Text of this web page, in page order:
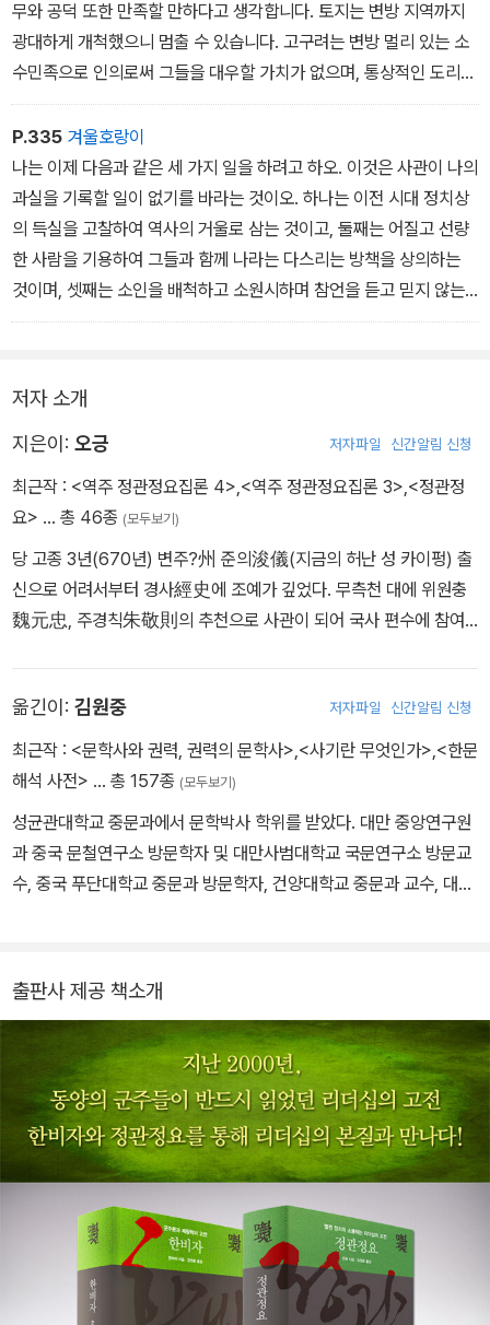
무와 공덕 또한 만족할 만하다고 생각합니다. 토지는 변방 지역까지
광대하게 개척했으니 멈출 수 있습니다. 고구려는 변방 멀리 있는 소
수민족으로 인의로써 그들을 대우할 가치가 없으며, 통상적인 도리로
써 질책할 수 없습니다.(p449)... 공업이 혁혁할 때 마음이 교만해지
고, 시국이 안정되었을 때는 방종하게 게을러집니다. 폐하께서 마음
을 억누르고 언제나 신중하시기를 바랍니다. 작은 허물을 줄여 큰 덕
을 늘리고, 오늘의 정확한 것으로 과거의 잘못을 대신한다면, 폐하의
광대한 명성은 일월과 함께 영원할 것입니다. _ p449/513
P.335 겨울호랑이
나는 이제 다음과 같은 세 가지 일을 하려고 하오. 이것은 사관이 나의
과실을 기록할 일이 없기를 바라는 것이오. 하나는 이전 시대 정치상
의 득실을 고찰하여 역사의 거울로 삼는 것이고, 둘째는 어질고 선량
한 사람을 기용하여 그들과 함께 나라는 다스리는 방책을 상의하는
것이며, 셋째는 소인을 배척하고 소원시하며 참언을 듣고 믿지 않는
것이오. 나는 이상 세 가지를 견지하며 끝까지 바꾸지 않을 것이오. _
저자 소개
지은이: 오긍 저자파일 신간알림 신청
최근작 : <역주 정관정요집론 4> <역주 정관정요집론 3> <정관정
요> … 총 46종 (모두보기)
당 고종 3년(670년) 변주?州 준의浚儀(지금의 허난 성 카이펑) 출
신으로 어려서부터 경사經史에 조예가 깊었다. 무측천 대에 위원충
魏元忠, 주경칙朱敬則의 추천으로 사관이 되어 국사 편수에 참여
으로 재직할 때나 외직 지방관으로 근무할 때를 막론하고 역사 편찬
임무를 소홀히 하지 않았고, 임금의 잘못과 국가의 오류를 바로잡으
며 ‘동호직필董狐直筆’의 전통을 계승했다. 정사와 개인 기록을 통
한 것이 16종 216권에 이른다. 천보 8년(749) 향년 80세로 자택에
서 세상을 떠났다.
옮긴이: 김원중 저자파일 신간알림 신청
최근작 : <문학사와 권력, 권력의 문학사> <사기란 무엇인가> <한문
해석 사전> … 총 157종 (모두보기)
성균관대학교 중문과에서 문학박사 학위를 받았다. 대만 중앙연구원
과 중국 문철연구소 방문학자 및 대만사범대학교 국문연구소 방문교
수, 중국 푸단대학교 중문과 방문학자, 건양대학교 중문과 교수, 대통
양의 고전을 우리 시대의 보편적 언어로 섬세히 복원하는 작업에 매
진하여, 고전 한문의 응축미를 담아내면서도 아름다운 우리말의 결을
살려 원전의 품격을 잃지 않는 번역으로 정평 나 있다. 《교수신문》이
선정한 최고의 번역서인 《사기 열전》을 비롯해 《사기 본기》, 《사기
표》, 《사기 서》, 《사기 세가》 등 개인으로서는 세계 최초로 《사기》 전
체를 완역했으며, 그 외에도 MBC 〈느낌표〉 선정도서인 《삼국유사》
를 비롯해 《논어》, 《맹자》, 《대학·중용》, 《노자 도덕경》, 《장자》, 《한
비자》, 《손자병법》, 《명심보감》, 《채근담》, 《정관정요》, 《정사 삼국
지》(전 4권), 《당시》, 《송시》, 《격몽요결》 등 20여 권의 고전을 번역
했다. 또한 《고사성어 사전: 한마디의 인문학》(편저), 《한문 해석 사
전》(편저), 《중국 문화사》, 《중국 문학 이론의 세계》 등의 저서를 출
출판사 제공 책소개